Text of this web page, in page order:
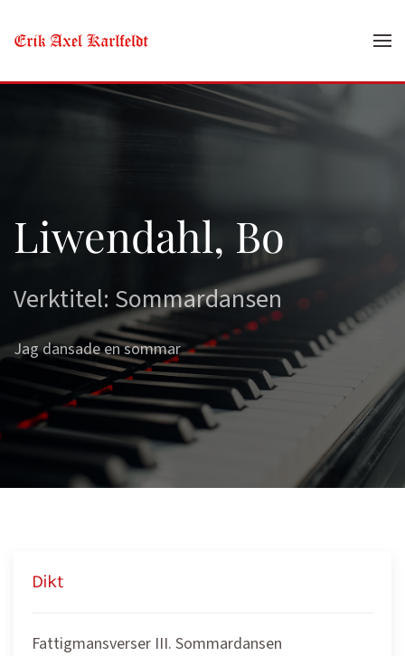
Skip to main content
Liwendahl, Bo
Verktitel: Sommardansen
Jag dansade en sommar
Dikt
Fattigmansverser III. Sommardansen